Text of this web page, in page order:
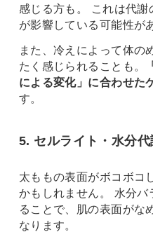
感じる方も。 これは代謝
が影響している可能性が
また、冷えによって体の
たく感じられることも。
による変化」に合わせた
す。
5. セルライト・水分代
太ももの表面がボコボコ
かもしれません。 水分
ることで、肌の表面がな
なります。